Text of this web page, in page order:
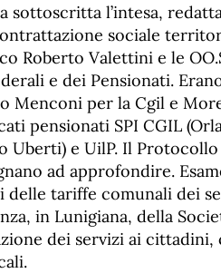
sottoscritta l’intesa,
sociale
Roberto Valettini e le
e dei Pensionati.
Menconi per la Cgil e
pensionati SPI CGIL
Uberti) e UilP. Il
ad approfondire.
delle tariffe comunali dei
in Lunigiana, della
dei servizi ai